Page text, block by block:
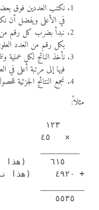
نكتب العددين فوق
في الأعلى ويفضل أن
بكل رقم من العدد العلوي
نأخذ الناتج لكل عملية
فيها إلى مرتبة أعلى في
نجمع النتائج الجزئية
مثلاً: